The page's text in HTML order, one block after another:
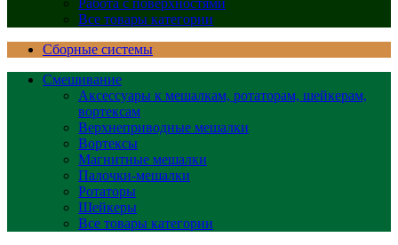
Работа с поверхностями
Все товары категории
Сборные системы
Смешивание
Аксессуары к мешалкам, ротаторам, шейкерам,
вортексам
Верхнеприводные мешалки
Вортексы
Магнитные мешалки
Палочки-мешалки
Ротаторы
Шейкеры
Все товары категории